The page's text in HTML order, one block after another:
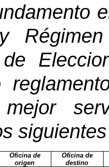
de
Oficina de
origen
Oficina de
destino